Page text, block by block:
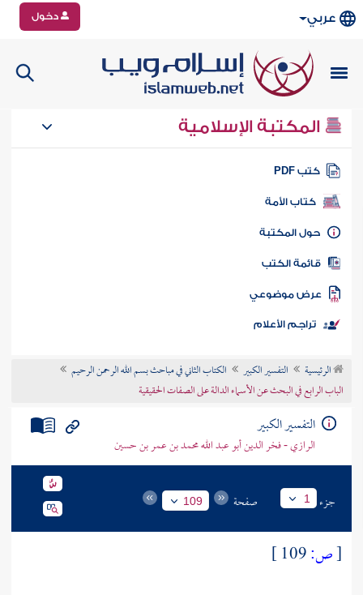
عربي دخول
المكتبة الإسلامية
كتب PDF
كتاب الأمة
المكتبة
الكتب
موضوعي
تراجم الأعلام
الرئيسية التفسير الكبير
الكتاب الثاني في مباحث بسم الله الرحمن الرحيم
الباب الرابع في البحث عن الأسماء الدالة على الصفات الحقيقية
التفسير الكبير
الرازي - فخر الدين أبو عبد الله محمد بن عمر بن حسين
جزء 1 صفحة 109
[ص: